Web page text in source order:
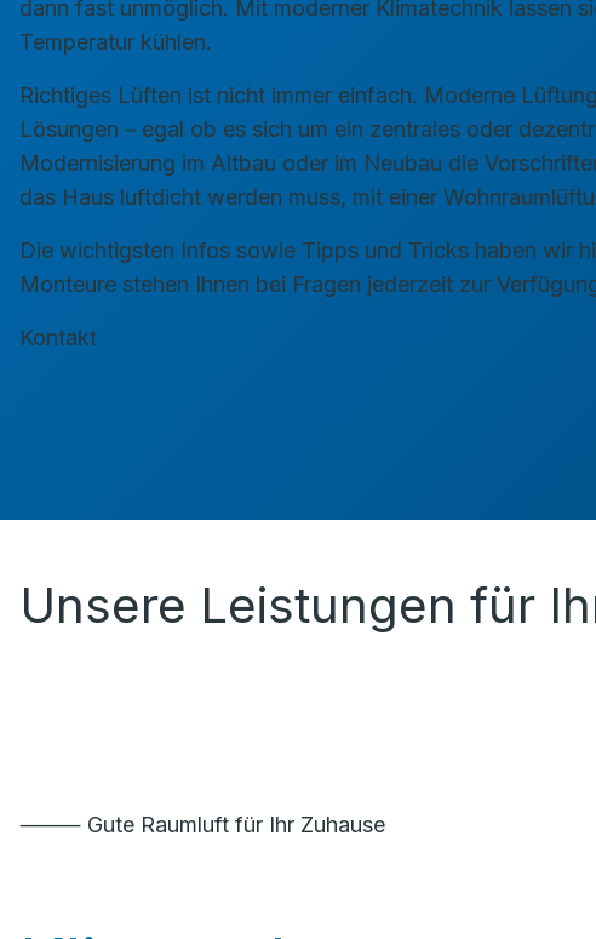
dann fast unmöglich. Mit moderner Klimatechnik lassen
Temperatur kühlen.
Richtiges Lüften ist nicht immer einfach. Moderne
Lösungen – egal ob es sich um ein zentrales oder
Modernisierung im Altbau oder im Neubau die
das Haus luftdicht werden muss, mit einer
Die wichtigsten Infos sowie Tipps und Tricks haben wir
Monteure stehen Ihnen bei Fragen jederzeit zur
Kontakt
Unsere Leistungen für
⸻ Gute Raumluft für Ihr Zuhause